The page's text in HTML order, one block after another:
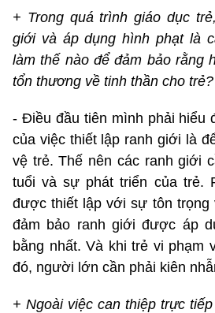
+ Trong quá trình giáo dục
giới và áp dụng hình phạt là
làm thế nào để đảm bảo rằng
tổn thương về tinh thần cho trẻ?
- Điều đầu tiên mình phải hiểu
của việc thiết lập ranh giới là
vệ trẻ. Thế nên các ranh giới
tuổi và sự phát triển của trẻ.
được thiết lập với sự tôn trọng
đảm bảo ranh giới được áp
bằng nhất. Và khi trẻ vi phạm
đó, người lớn cần phải kiên
+ Ngoài việc can thiệp trực